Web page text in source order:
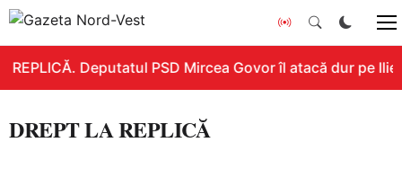
REPLICĂ. Deputatul PSD Mircea Govor îl atacă dur pe
DREPT LA REPLICĂ